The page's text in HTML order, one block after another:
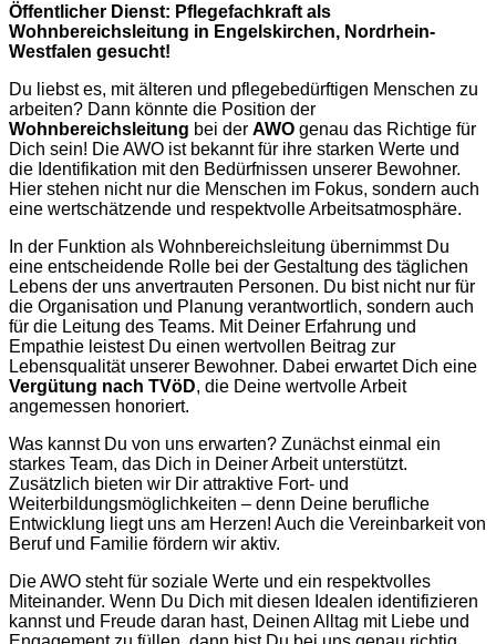
Öffentlicher Dienst: Pflegefachkraft als
Wohnbereichsleitung in Engelskirchen, Nordrhein-
Westfalen gesucht!
Du liebst es, mit älteren und pflegebedürftigen Menschen zu
arbeiten? Dann könnte die Position der
Wohnbereichsleitung bei der AWO genau das Richtige für
Dich sein! Die AWO ist bekannt für ihre starken Werte und
die Identifikation mit den Bedürfnissen unserer Bewohner.
Hier stehen nicht nur die Menschen im Fokus, sondern auch
eine wertschätzende und respektvolle Arbeitsatmosphäre.
In der Funktion als Wohnbereichsleitung übernimmst Du
eine entscheidende Rolle bei der Gestaltung des täglichen
Lebens der uns anvertrauten Personen. Du bist nicht nur für
die Organisation und Planung verantwortlich, sondern auch
für die Leitung des Teams. Mit Deiner Erfahrung und
Empathie leistest Du einen wertvollen Beitrag zur
Lebensqualität unserer Bewohner. Dabei erwartet Dich eine
Vergütung nach TVöD, die Deine wertvolle Arbeit
angemessen honoriert.
Was kannst Du von uns erwarten? Zunächst einmal ein
starkes Team, das Dich in Deiner Arbeit unterstützt.
Zusätzlich bieten wir Dir attraktive Fort- und
Weiterbildungsmöglichkeiten – denn Deine berufliche
Entwicklung liegt uns am Herzen! Auch die Vereinbarkeit von
Beruf und Familie fördern wir aktiv.
Die AWO steht für soziale Werte und ein respektvolles
Miteinander. Wenn Du Dich mit diesen Idealen identifizieren
kannst und Freude daran hast, Deinen Alltag mit Liebe und